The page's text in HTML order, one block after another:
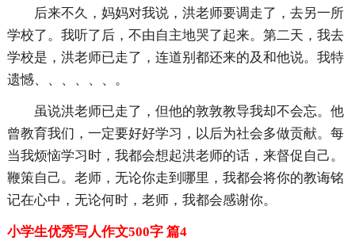
后来不久，妈妈对我说，洪老师要调走了，去另一所
学校了。我听了后，不由自主地哭了起来。第二天，我去
学校是，洪老师已走了，连道别都还来的及和他说。我特
遗憾、、、、、、。
虽说洪老师已走了，但他的敦敦教导我却不会忘。他
曾教育我们，一定要好好学习，以后为社会多做贡献。每
当我烦恼学习时，我都会想起洪老师的话，来督促自己。
鞭策自己。老师，无论你走到哪里，我都会将你的教诲铭
记在心中，无论何时，老师，我都会感谢你。
小学生优秀写人作文500字 篇4